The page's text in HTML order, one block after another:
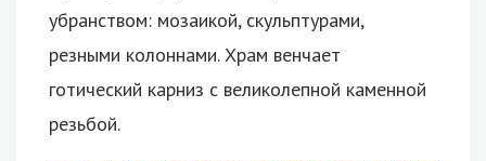
убранством: мозаикой, скульптурами,
резными колоннами. Храм венчает
готический карниз с великолепной каменной
резьбой.